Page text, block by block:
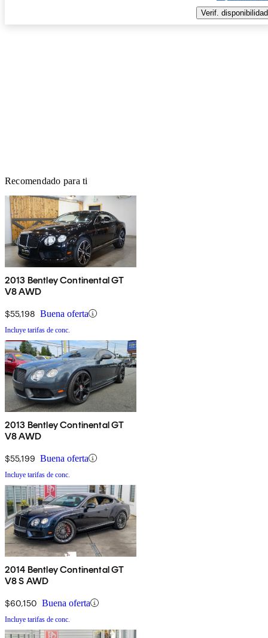
Verif. disponibilidad
Recomendado para ti
2013 Bentley Continental GT
V8 AWD
$55,198 Buena oferta
Incluye tarifas de conc.
2013 Bentley Continental GT
V8 AWD
$55,199 Buena oferta
Incluye tarifas de conc.
2014 Bentley Continental GT
V8 S AWD
$60,150 Buena oferta
Incluye tarifas de conc.